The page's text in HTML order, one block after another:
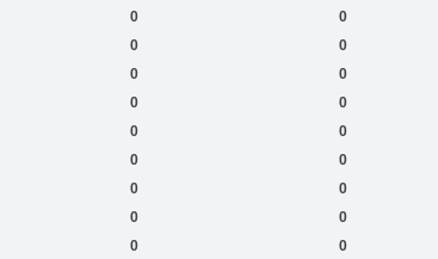
0
0
0
0
0
0
0
0
0
0
0
0
0
0
0
0
0
0